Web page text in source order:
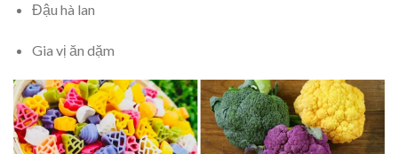
Đậu hà lan
Gia vị ăn dặm